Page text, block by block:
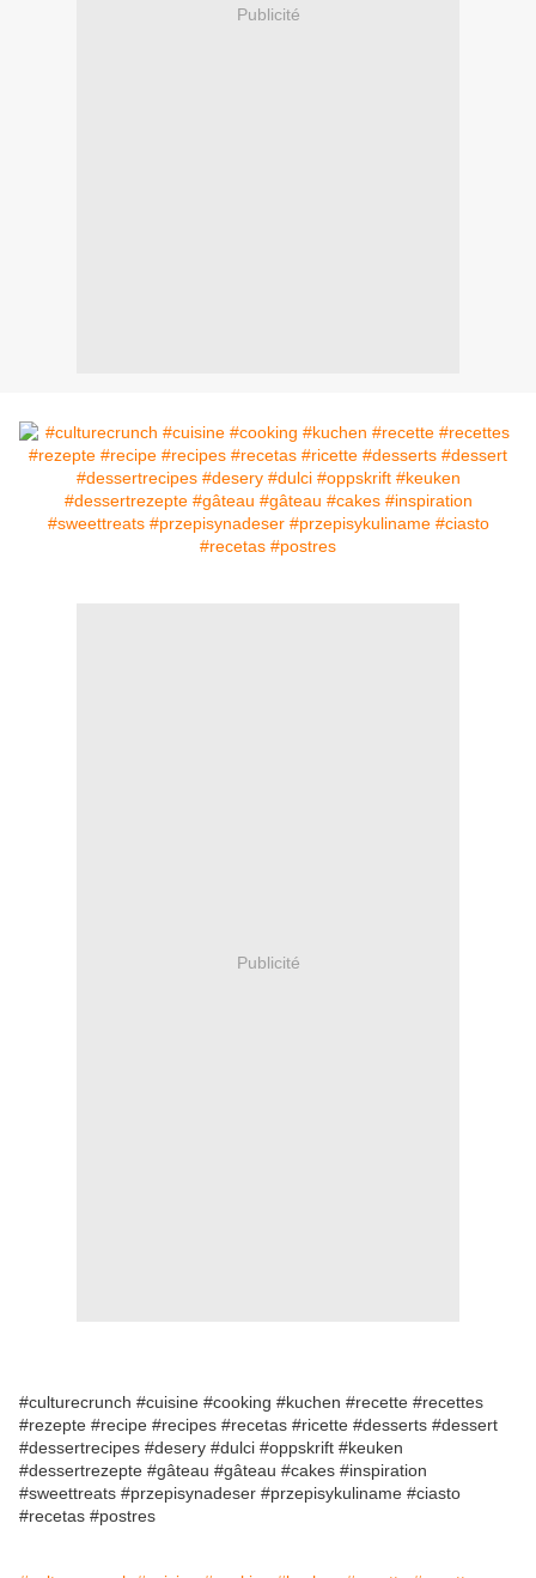
Publicité
Publicité
#culturecrunch #cuisine #cooking #kuchen #recette #recettes
#rezepte #recipe #recipes #recetas #ricette #desserts #dessert
#dessertrecipes #desery #dulci #oppskrift #keuken
#dessertrezepte #gâteau #gâteau #cakes #inspiration
#sweettreats #przepisynadeser #przepisykuliname #ciasto
#recetas #postres